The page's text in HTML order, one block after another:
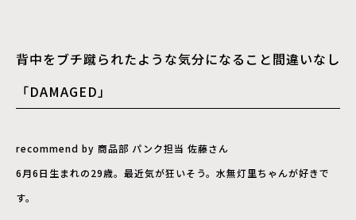
背中をブチ蹴られたような気分になること間違いなし
「DAMAGED」
recommend by 商品部 パンク担当 佐藤さん
6月6日生まれの29歳。最近気が狂いそう。水無灯里ちゃんが好きで
す。